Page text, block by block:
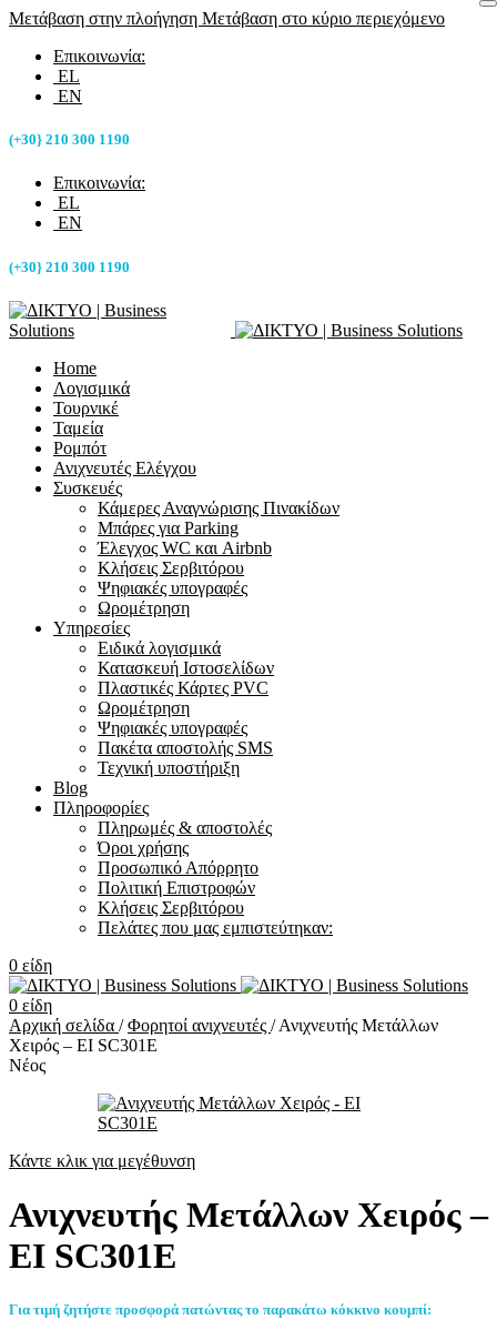
Μετάβαση στην πλοήγηση Μετάβαση στο κύριο περιεχόμενο
Επικοινωνία:
EL
EN
(+30} 210 300 1190
Επικοινωνία:
EL
EN
(+30} 210 300 1190
Home
Λογισμικά
Τουρνικέ
Ταμεία
Ρομπότ
Ανιχνευτές Ελέγχου
Συσκευές
Κάμερες Αναγνώρισης Πινακίδων
Μπάρες για Parking
Έλεγχος WC και Airbnb
Κλήσεις Σερβιτόρου
Ψηφιακές υπογραφές
Ωρομέτρηση
Υπηρεσίες
Ειδικά λογισμικά
Κατασκευή Ιστοσελίδων
Πλαστικές Κάρτες PVC
Ωρομέτρηση
Ψηφιακές υπογραφές
Πακέτα αποστολής SMS
Τεχνική υποστήριξη
Blog
Πληροφορίες
Πληρωμές & αποστολές
Όροι χρήσης
Προσωπικό Απόρρητο
Πολιτική Επιστροφών
Κλήσεις Σερβιτόρου
Πελάτες που μας εμπιστεύτηκαν:
0 είδη
0 είδη
Αρχική σελίδα / Φορητοί ανιχνευτές / Ανιχνευτής Μετάλλων
Χειρός – EI SC301E
Νέος
Κάντε κλικ για μεγέθυνση
Ανιχνευτής Μετάλλων Χειρός –
EI SC301E
Για τιμή ζητήστε προσφορά πατώντας το παρακάτω κόκκινο κουμπί: